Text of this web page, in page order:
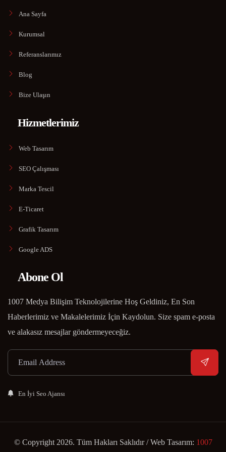
Ana Sayfa
Kurumsal
Referanslarımız
Blog
Bize Ulaşın
Hizmetlerimiz
Web Tasarım
SEO Çalışması
Marka Tescil
E-Ticaret
Grafik Tasarım
Google ADS
Abone Ol
1007 Medya Bilişim Teknolojilerine Hoş Geldiniz, En Son
Haberlerimiz ve Makalelerimiz İçin Kaydolun. Size spam e-posta
ve alakasız mesajlar göndermeyeceğiz.
En İyi Seo Ajansı
© Copyright 2026. Tüm Hakları Saklıdır / Web Tasarım: 1007